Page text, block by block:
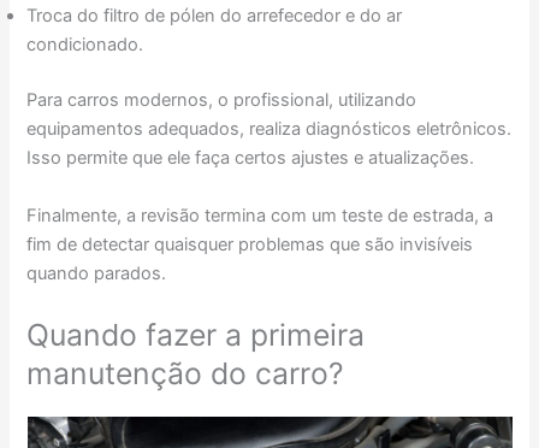
Troca do filtro de pólen do arrefecedor e do ar
condicionado.
Para carros modernos, o profissional, utilizando
equipamentos adequados, realiza diagnósticos eletrônicos.
Isso permite que ele faça certos ajustes e atualizações.
Finalmente, a revisão termina com um teste de estrada, a
fim de detectar quaisquer problemas que são invisíveis
quando parados.
Quando fazer a primeira
manutenção do carro?